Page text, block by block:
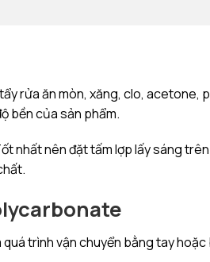
rửa ăn mòn, xăng, clo, acetone,
bền của sản phẩm.
nhất nên đặt tấm lợp lấy sáng
trình vận chuyển bằng tay